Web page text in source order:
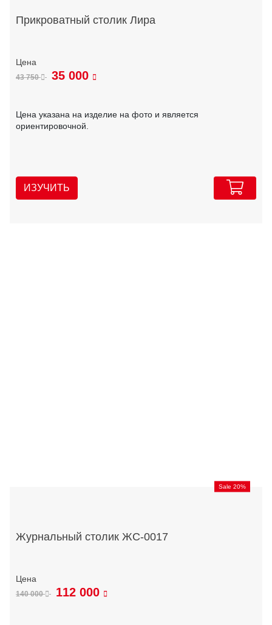
Прикроватный столик Лира
43 750 35 000
Цена указана на изделие на фото и является
ориентировочной.
ИЗУЧИТЬ
Sale 20%
Журнальный столик ЖС-0017
140 000 112 000